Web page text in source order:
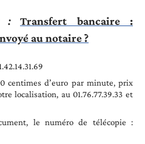
:
Transfert bancaire :
au notaire ?
centimes d’euro par minute, prix
localisation, au 01.76.77.39.33 et
le numéro de télécopie :